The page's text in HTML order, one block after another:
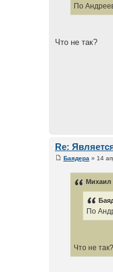
По
Что не так?
Re:
Баядера » 14
Михаил
По
Что не так?